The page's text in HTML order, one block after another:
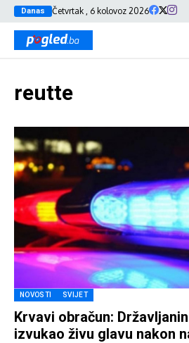
Danas Četvrtak , 6 kolovoz 2026
reutte
NOVOSTI SVIJET
Krvavi obračun:
izvukao živu glavu nakon